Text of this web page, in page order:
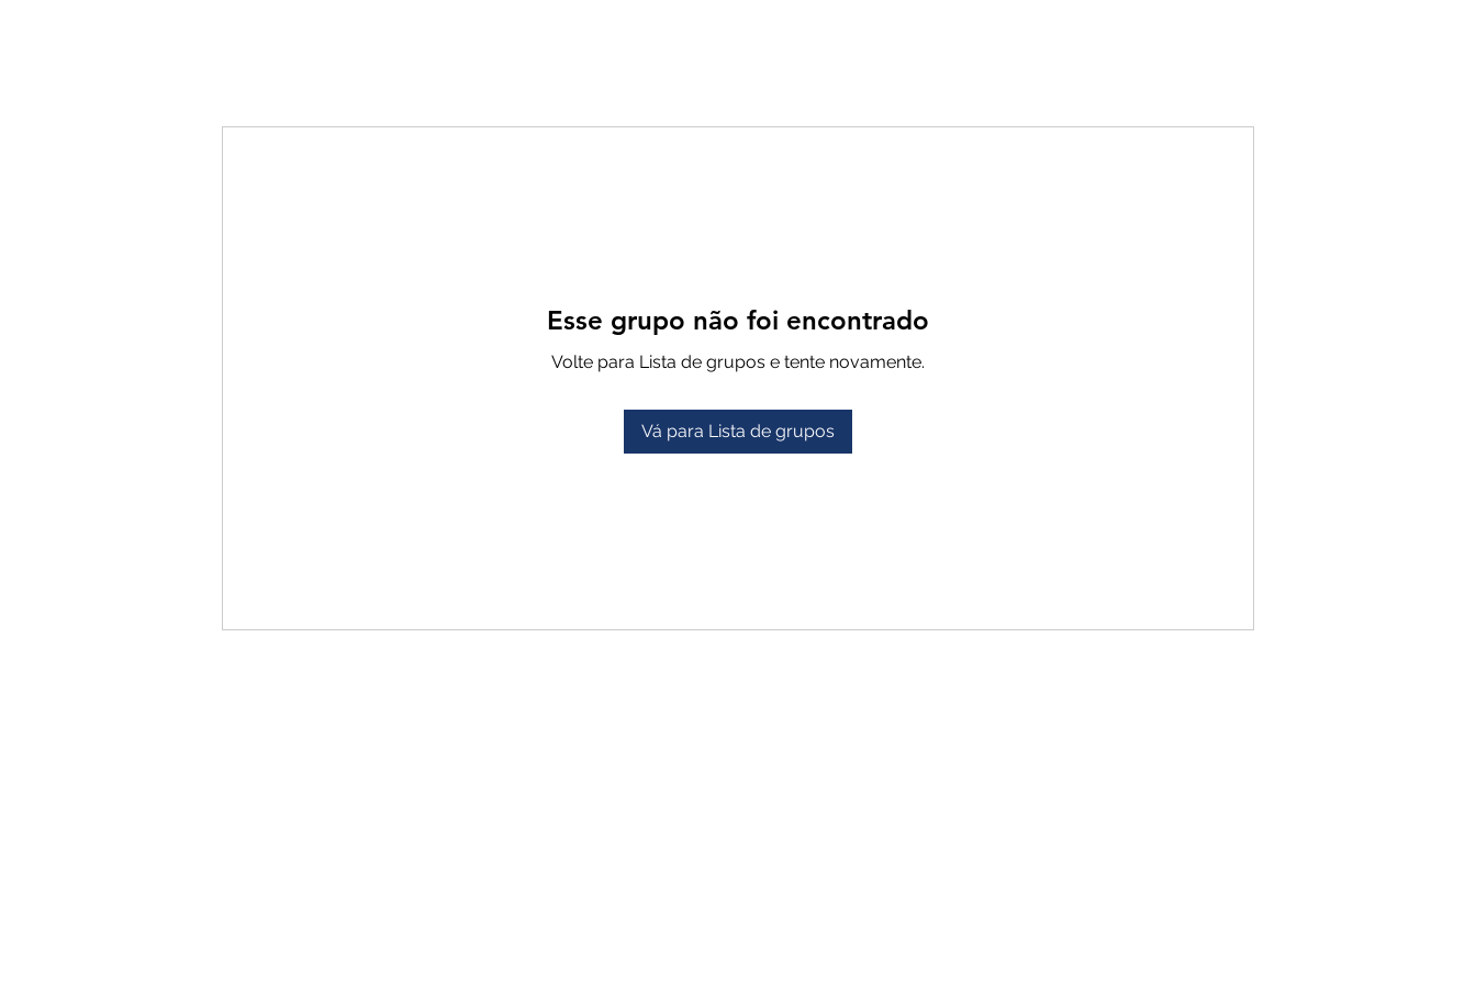
Esse grupo não foi encontrado
Volte para Lista de grupos e tente novamente.
Vá para Lista de grupos